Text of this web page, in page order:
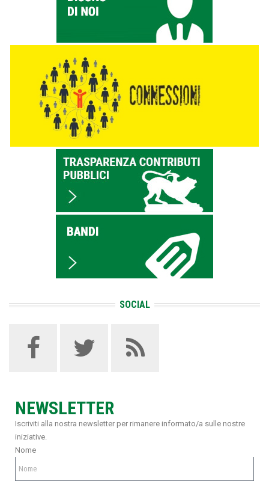
SOCIAL
NEWSLETTER
Iscriviti alla nostra newsletter per rimanere informato/a sulle nostre
iniziative.
Nome